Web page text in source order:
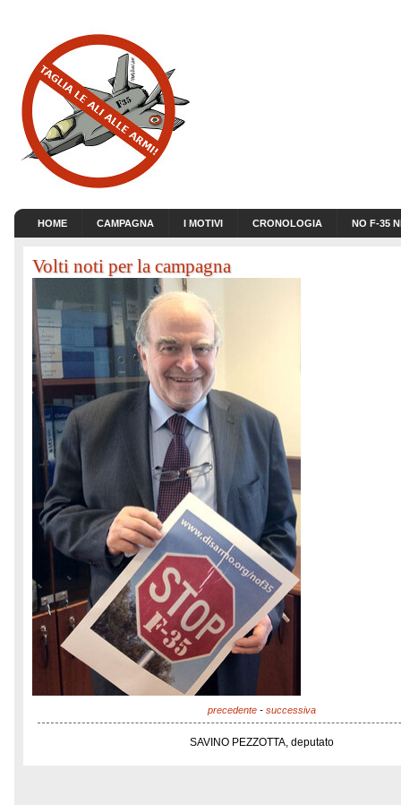
HOME CAMPAGNA I MOTIVI CRONOLOGIA NO F-35
Volti noti per la campagna
precedente -successiva
SAVINO PEZZOTTA, deputato